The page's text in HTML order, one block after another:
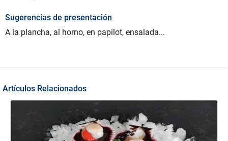
Sugerencias de presentación
A la plancha, al horno, en papilot, ensalada...
Artículos Relacionados